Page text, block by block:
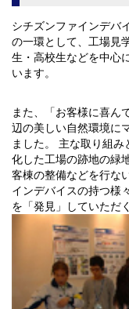
シチズンファインデバ
の一環として、工場見
生・高校生などを中心
います。
また、「お客様に喜ん
辺の美しい自然環境に
ました。 主な取り組
化した工場の跡地の緑
客棟の整備などを行な
インデバイスの持つ様
を「発見」していただ